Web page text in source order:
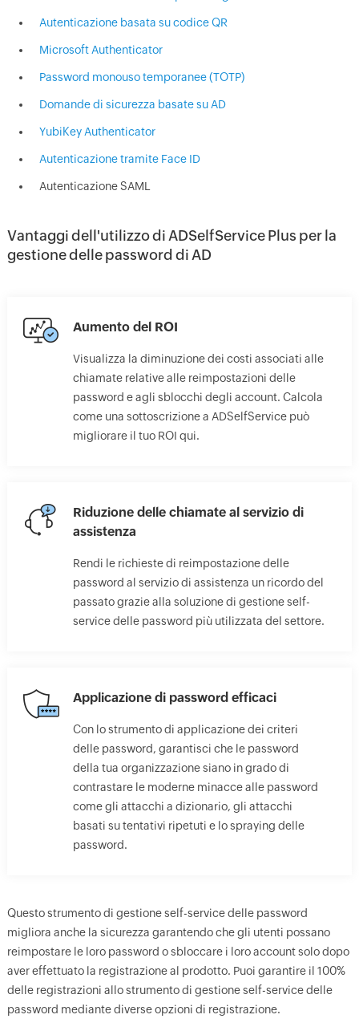
Autenticazione basata su codice QR
Microsoft Authenticator
Password monouso temporanee (TOTP)
Domande di sicurezza basate su AD
YubiKey Authenticator
Autenticazione tramite Face ID
Autenticazione SAML
Vantaggi dell'utilizzo di ADSelfService Plus per la
gestione delle password di AD
Aumento del ROI
Visualizza la diminuzione dei costi associati alle
chiamate relative alle reimpostazioni delle
password e agli sblocchi degli account. Calcola
come una sottoscrizione a ADSelfService può
migliorare il tuo ROI qui.
Riduzione delle chiamate al servizio di
assistenza
Rendi le richieste di reimpostazione delle
password al servizio di assistenza un ricordo del
passato grazie alla soluzione di gestione self-
service delle password più utilizzata del settore.
Applicazione di password efficaci
Con lo strumento di applicazione dei criteri
delle password, garantisci che le password
della tua organizzazione siano in grado di
contrastare le moderne minacce alle password
come gli attacchi a dizionario, gli attacchi
basati su tentativi ripetuti e lo spraying delle
password.
Questo strumento di gestione self-service delle password
migliora anche la sicurezza garantendo che gli utenti possano
reimpostare le loro password o sbloccare i loro account solo dopo
aver effettuato la registrazione al prodotto. Puoi garantire il 100%
delle registrazioni allo strumento di gestione self-service delle
password mediante diverse opzioni di registrazione.